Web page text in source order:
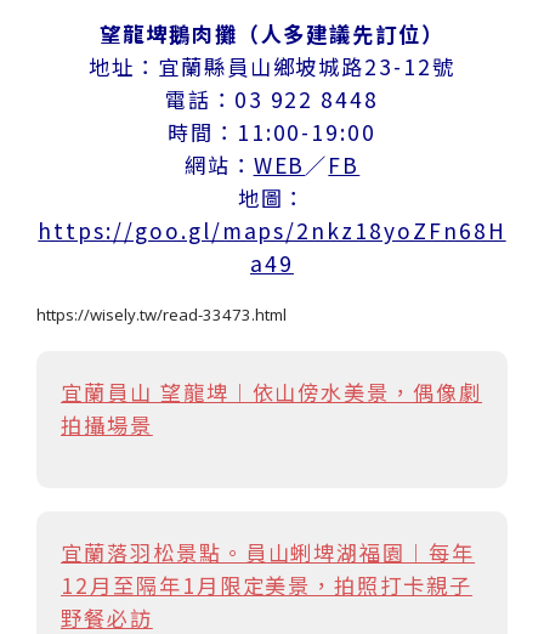
望龍埤鵝肉攤（人多建議先訂位）
地址：宜蘭縣員山鄉坡城路23-12號
電話：03 922 8448
時間：11:00-19:00
網站： WEB ／FB
地圖：
https://goo.gl/maps/2nkz18yoZFn68H
a49
https://wisely.tw/read-33473.html
宜蘭員山 望龍埤︱依山傍水美景，偶像劇
拍攝場景
宜蘭落羽松景點。員山蜊埤湖福園︱每年
12月至隔年1月限定美景，拍照打卡親子
野餐必訪